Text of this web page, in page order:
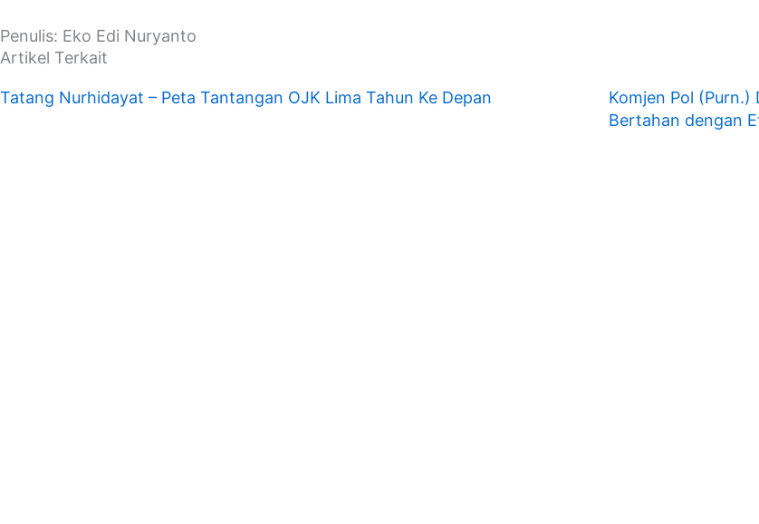
Penulis: Eko Edi Nuryanto
Artikel Terkait
Tatang Nurhidayat – Peta Tantangan OJK Lima Tahun Ke Depan
Komjen Pol (Purn.)
Bertahan dengan